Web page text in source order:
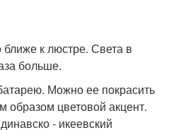
к люстре. Света в
больше.
Можно ее покрасить
образом цветовой акцент.
- икеевский